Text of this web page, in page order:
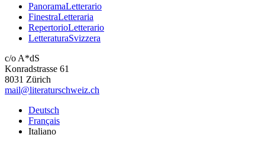
PanoramaLetterario
FinestraLetteraria
RepertorioLetterario
LetteraturaSvizzera
c/o A*dS
Konradstrasse 61
8031 Zürich
mail@literaturschweiz.ch
Deutsch
Français
Italiano